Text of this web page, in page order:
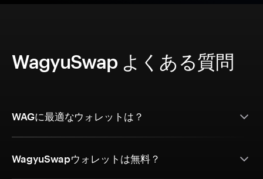
WagyuSwap よくある質問
WAGに最適なウォレットは？
WagyuSwapウォレットは無料？